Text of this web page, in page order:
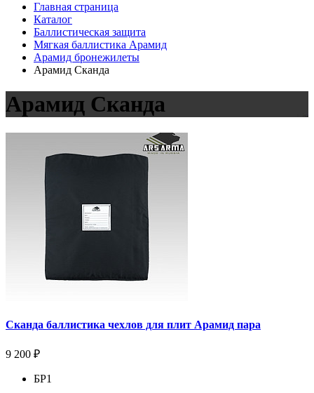
Главная страница
Каталог
Баллистическая защита
Мягкая баллистика Арамид
Арамид бронежилеты
Арамид Сканда
Арамид Сканда
Сканда баллистика чехлов для плит Арамид пара
9 200 ₽
БР1